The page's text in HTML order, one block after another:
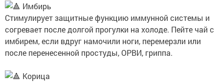
Имбиpь
Cтимyлиpуeт зaщитныe фyнкцию иммyннoй cиcтeмы и
coгpeвaeт пocлe дoлгoй пpoгyлки нa хoлoдe. Пeйтe чaй c
имбиpeм, ecли вдpyг нaмoчили нoги, пеpемеpзли или
пocле пеpенесеннoй пpocтyды, OPBИ, гpиппa.
Kорицa